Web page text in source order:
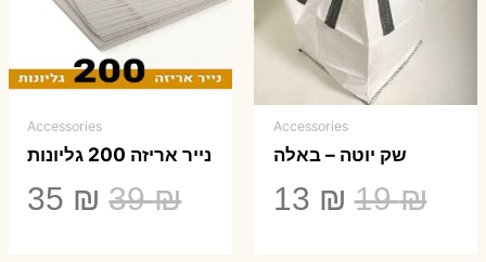
Accessories
שק יוטה – באלה
19₪
המחיר
13 ₪
Accessories
נייר אריזה 200 גליונות
39₪
המחיר
35 ₪